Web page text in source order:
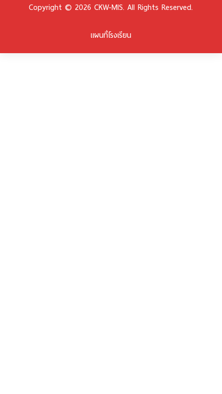
Copyright © 2026 CKW-MIS. All Rights Reserved.
แผนที่โรงเรียน